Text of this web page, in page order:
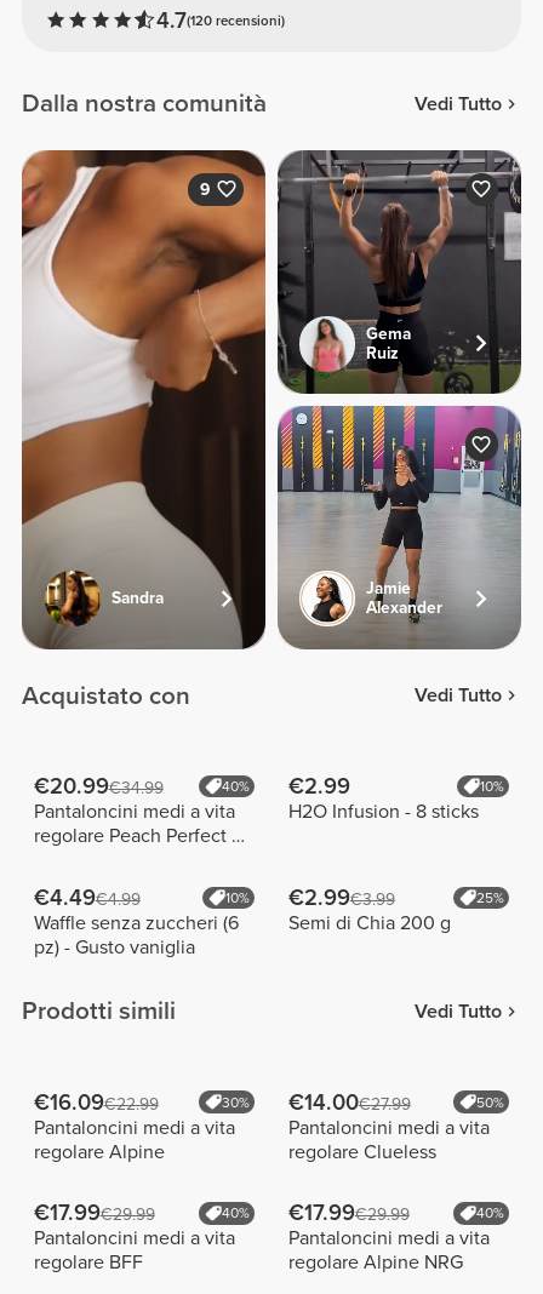
4.7(120 recensioni)
Dalla nostra comunità Vedi Tutto
9
Sandra
Gema
Ruiz
Jamie
Alexander
Acquistato con Vedi Tutto
€20.99€34.99 40%
Pantaloncini medi a vita
regolare Peach Perfect FX
€2.99 10%
H2O Infusion - 8 sticks
€4.49€4.99 10%
Waffle senza zuccheri (6
pz) - Gusto vaniglia
€2.99€3.99 25%
Semi di Chia 200 g
Prodotti simili Vedi Tutto
€16.09€22.99 30%
Pantaloncini medi a vita
regolare Alpine
€14.00€27.99 50%
Pantaloncini medi a vita
regolare Clueless
€17.99€29.99 40%
Pantaloncini medi a vita
regolare BFF
€17.99€29.99 40%
Pantaloncini medi a vita
regolare Alpine NRG